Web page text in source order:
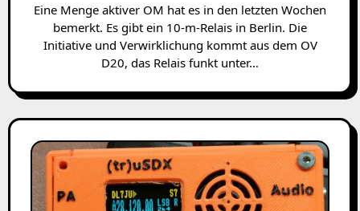
Eine Menge aktiver OM hat es in den letzten Wochen
bemerkt. Es gibt ein 10-m-Relais in Berlin. Die
Initiative und Verwirklichung kommt aus dem OV
D20, das Relais funkt unter…